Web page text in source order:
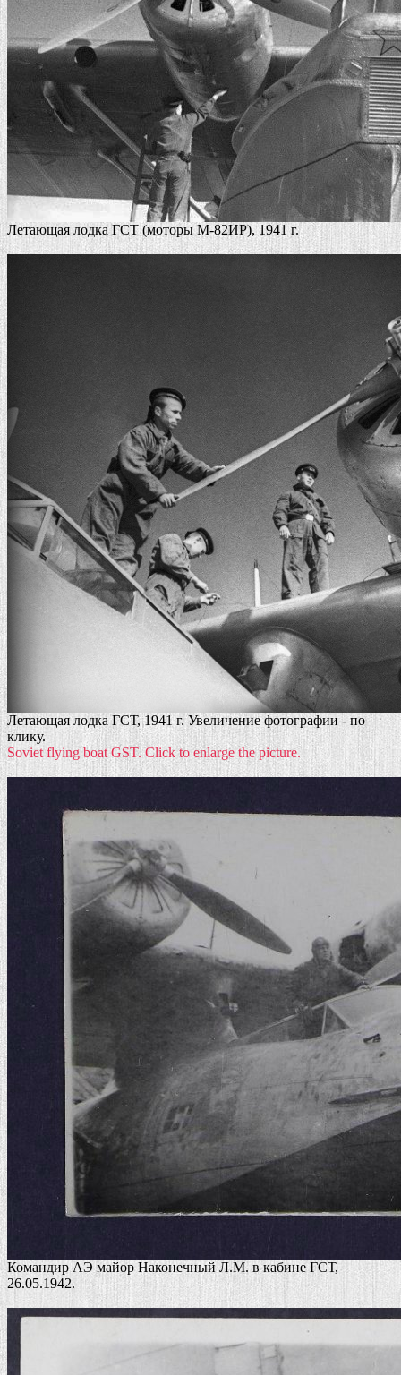
Летающая лодка ГСТ (моторы М-82ИР), 1941 г.
Летающая лодка ГСТ, 1941 г. Увеличение фотографии - по
клику.
Soviet flying boat GST. Click to enlarge the picture.
Командир АЭ майор Наконечный Л.М. в кабине ГСТ,
26.05.1942.